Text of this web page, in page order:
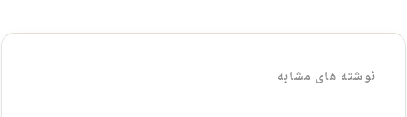
نوشته های مشابه